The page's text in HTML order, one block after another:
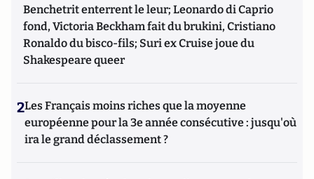
Benchetrit enterrent le leur; Leonardo di Caprio
fond, Victoria Beckham fait du brukini, Cristiano
Ronaldo du bisco-fils; Suri ex Cruise joue du
Shakespeare queer
2Les Français moins riches que la moyenne
européenne pour la 3e année consécutive : jusqu'où
ira le grand déclassement ?